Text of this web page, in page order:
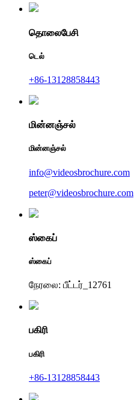
தொலைபேசி
டெல்
+86-13128858443
மின்னஞ்சல்
மின்னஞ்சல்
info@videosbrochure.com
peter@videosbrochure.com
ஸ்கைப்
ஸ்கைப்
நேரலை: பீட்டர்_12761
பகிரி
பகிரி
+86-13128858443